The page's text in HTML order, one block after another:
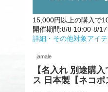
15,000円以上の購入で
開催期間:8/8 10:00-8/
詳細・その他対象アイ
jamale
【名入れ 別途購
ス 日本製【ネコ